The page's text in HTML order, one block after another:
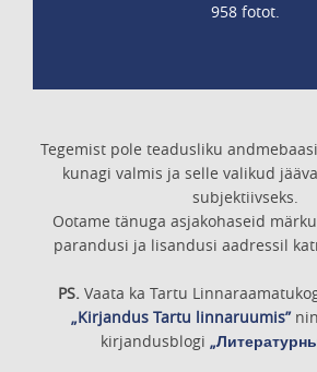
958 fotot.
Tegemist pole teadusliku
kunagi valmis ja selle valikud
subjektiivseks.
Ootame tänuga asjakohaseid
parandusi ja lisandusi aadressil
PS. Vaata ka Tartu
„Kirjandus Tartu linnaruumis”
kirjandusblogi